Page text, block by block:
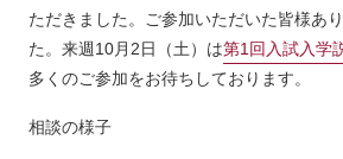
ただきました。ご参加いただいた皆様あ
た。来週10月2日（土）は第1回入試入学
多くのご参加をお待ちしております。
相談の様子